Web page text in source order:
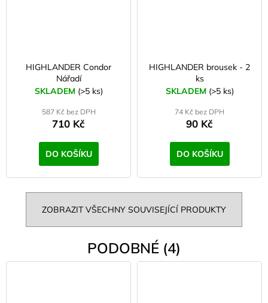
HIGHLANDER Condor
Nářadí
SKLADEM (>5 ks)
587 Kč bez DPH
710 Kč
DO KOŠÍKU
HIGHLANDER brousek - 2
ks
SKLADEM (>5 ks)
74 Kč bez DPH
90 Kč
DO KOŠÍKU
ZOBRAZIT VŠECHNY SOUVISEJÍCÍ PRODUKTY
PODOBNÉ (4)